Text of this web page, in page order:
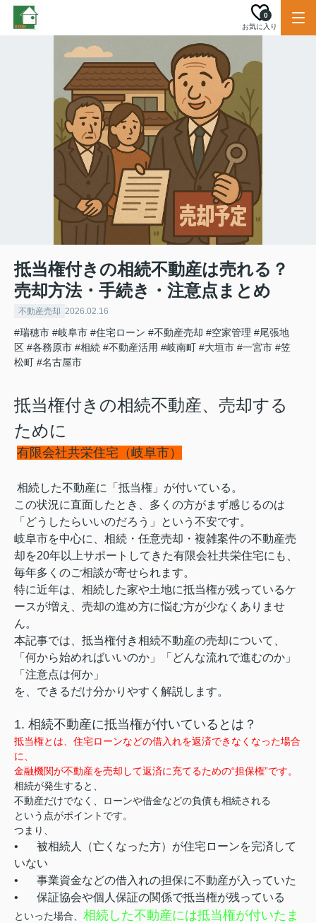
お気に入り
0
抵当権付きの相続不動産は売れる？
売却方法・手続き・注意点まとめ
不動産売却 2026.02.16
#瑞穂市 #岐阜市 #住宅ローン #不動産売却 #空家管理 #尾張地
区 #各務原市 #相続 #不動産活用 #岐南町 #大垣市 #一宮市 #笠
松町 #名古屋市
抵当権付きの相続不動産、売却する
ために
有限会社共栄住宅（岐阜市）
相続した不動産に「抵当権」が付いている。
この状況に直面したとき、多くの方がまず感じるのは
「どうしたらいいのだろう」という不安です。
岐阜市を中心に、相続・任意売却・複雑案件の不動産売
却を20年以上サポートしてきた有限会社共栄住宅にも、
毎年多くのご相談が寄せられます。
特に近年は、相続した家や土地に抵当権が残っているケ
ースが増え、売却の進め方に悩む方が少なくありませ
ん。
本記事では、抵当権付き相続不動産の売却について、
「何から始めればいいのか」「どんな流れで進むのか」
「注意点は何か」
を、できるだけ分かりやすく解説します。
1. 相続不動産に抵当権が付いているとは？
抵当権とは、住宅ローンなどの借入れを返済できなくなった場合
に、
金融機関が不動産を売却して返済に充てるための“担保権”です。
相続が発生すると、
不動産だけでなく、ローンや借金などの負債も相続される
という点がポイントです。
つまり、
•
被相続人（亡くなった方）が住宅ローンを完済して
いない
•
事業資金などの借入れの担保に不動産が入っていた
•
保証協会や個人保証の関係で抵当権が残っている
といった場合、 相続した不動産には抵当権が付いたま